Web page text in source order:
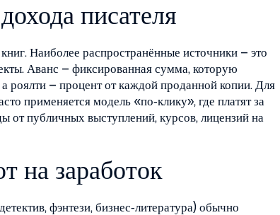
писателя
Наиболее распространённые источники – это
Аванс – фиксированная сумма, которую
а роялти – процент от каждой проданной копии. Для
применяется модель «по‑клику», где платят за
от публичных выступлений, курсов, лицензий на
на заработок
фэнтези, бизнес‑литература) обычно